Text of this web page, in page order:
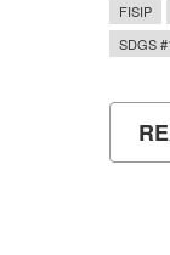
FISIP
SDGS